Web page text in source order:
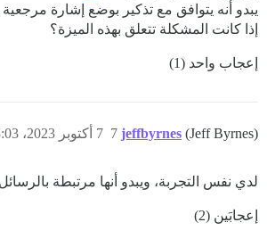
يبدو أنه يتوافق مع تذكير بوضع إشارة
إذا كانت المشكلة تتعلق بهذه الميزة؟
إعجاب واحد (1)
jeffbyrnes (Jeff Byrnes) 7 أكتوبر 2023، 3:03م 7
لدي نفس التجربة، ويبدو أنها مرتبطة
إعجابَين (2)